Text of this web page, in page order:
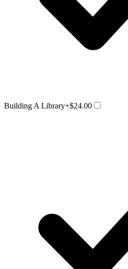
Building A Library+$24.00